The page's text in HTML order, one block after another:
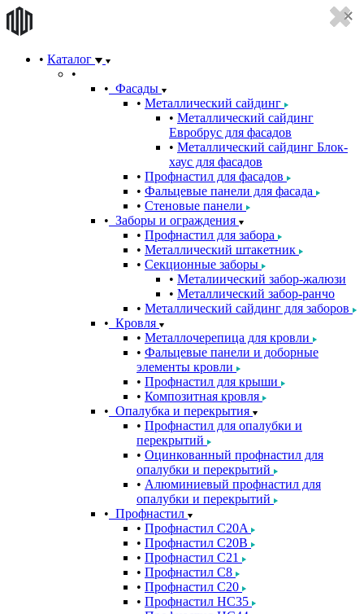
Каталог
Фасады
Металлический сайдинг
Металлический сайдинг
Евробрус для фасадов
Металлический сайдинг Блок-
хаус для фасадов
Профнастил для фасадов
Фальцевые панели для фасада
Стеновые панели
Заборы и ограждения
Профнастил для забора
Металлический штакетник
Секционные заборы
Металиический забор-жалюзи
Металлический забор-ранчо
Металлический сайдинг для заборов
Кровля
Металлочерепица для кровли
Фальцевые панели и доборные
элементы кровли
Профнастил для крыши
Композитная кровля
Опалубка и перекрытия
Профнастил для опалубки и
перекрытий
Оцинкованный профнастил для
опалубки и перекрытий
Алюминиевый профнастил для
опалубки и перекрытий
Профнастил
Профнастил С20A
Профнастил С20B
Профнастил С21
Профнастил С8
Профнастил С20
Профнастил НС35